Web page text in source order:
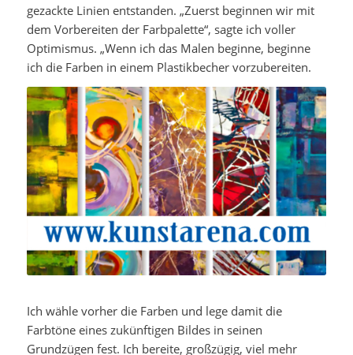
gezackte Linien entstanden. „Zuerst beginnen wir mit
dem Vorbereiten der Farbpalette“, sagte ich voller
Optimismus. „Wenn ich das Malen beginne, beginne
ich die Farben in einem Plastikbecher vorzubereiten.
Ich wähle vorher die Farben und lege damit die
Farbtöne eines zukünftigen Bildes in seinen
Grundzügen fest. Ich bereite, großzügig, viel mehr